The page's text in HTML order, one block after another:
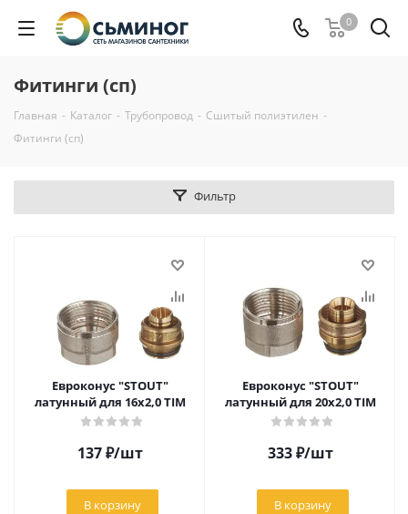
0
Фитинги (сп)
Главная - Каталог - Трубопровод - Сшитый полиэтилен -
Фитинги (сп)
Фильтр
Евроконус "STOUT"
латунный для 16х2,0 TIM
137₽/шт
В корзину
Евроконус "STOUT"
латунный для 20х2,0 TIM
333₽/шт
В корзину